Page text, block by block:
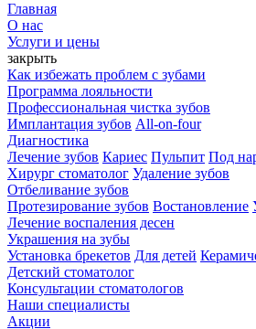
Главная
О нас
Услуги и цены
закрыть
Как избежать проблем с зубами
Программа лояльности
Профессиональная чистка зубов
Имплантация зубов All-on-four
Диагностика
Лечение зубов Кариес Пульпит Под
Хирург стоматолог Удаление зубов
Отбеливание зубов
Протезирование зубов Востановление
Лечение воспаления десен
Украшения на зубы
Установка брекетов Для детей
Детский стоматолог
Консультации стоматологов
Наши специалисты
Акции